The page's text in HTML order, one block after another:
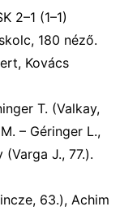
2–1 (1–1)
180 néző.
Kovács
T. (Valkay,
– Géringer L.,
(Varga J., 77.).
63.), Achim